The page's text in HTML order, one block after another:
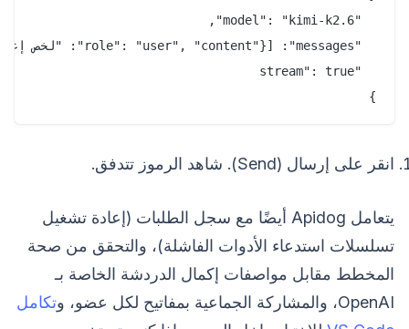
}
انقر على إرسال (Send). شاهد الرموز تتدفق.
يتعامل Apidog أيضًا مع سجل الطلبات (إعادة تشغيل
تسلسلات استدعاء الأدوات الفاشلة)، والتحقق من صحة
المخطط مقابل مواصفات إكمال الدردشة الخاصة بـ
OpenAI، والمشاركة الجماعية بمفاتيح لكل عضو، و
تكامل